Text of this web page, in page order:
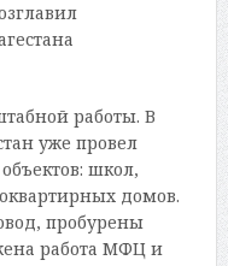
работы. В
уже провел
школ,
домов.
пробурены
работа МФЦ и